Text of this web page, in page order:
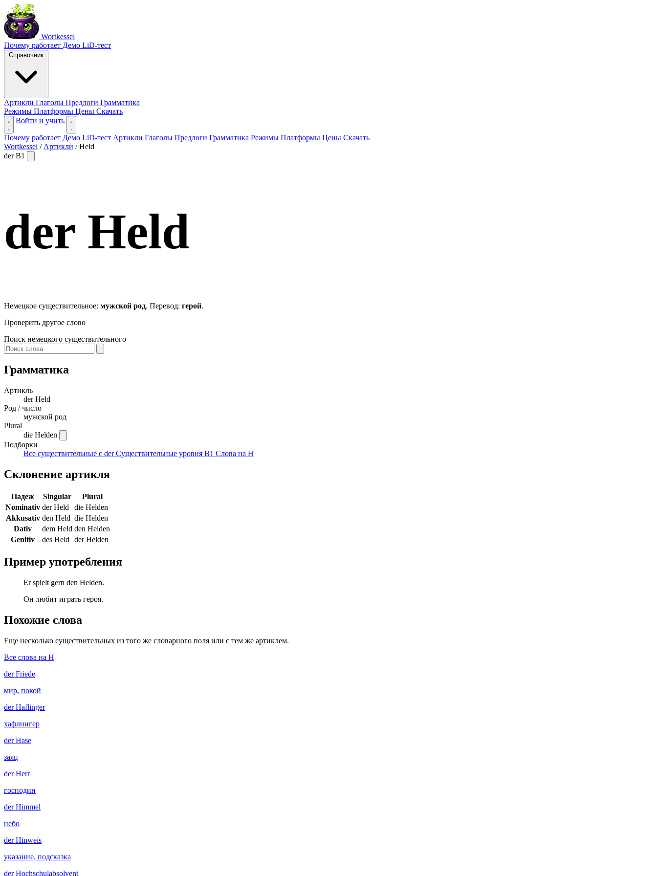
Wortkessel
Почему работает Демо LiD-тест
Справочник
Артикли Глаголы Предлоги Грамматика
Режимы Платформы Цены Скачать
Войти и учить
Почему работает Демо LiD-тест Артикли Глаголы Предлоги Грамматика Режимы Платформы Цены Скачать
Wortkessel / Артикли / Held
derB1
der Held
Немецкое существительное: мужской род. Перевод: герой.
Проверить другое слово
Поиск немецкого существительного
Грамматика
Артикль
derHeld
Род / число
мужской род
Plural
die Helden
Подборки
Все существительные с derСуществительные уровня B1 Слова на H
Склонение артикля
Падеж Singular
Plural
Nominativ der Held
die Helden
Akkusativ den Held die Helden
Dativ
dem Held den Helden
Genitiv
des Held der Helden
Пример употребления
Er spielt gern den Helden.
Он любит играть героя.
Похожие слова
Еще несколько существительных из того же словарного поля или с тем же артиклем.
Все слова на H
derFriede
мир, покой
derHaflinger
хафлингер
derHase
заяц
derHerr
господин
derHimmel
небо
derHinweis
указание, подсказка
derHochschulabsolvent